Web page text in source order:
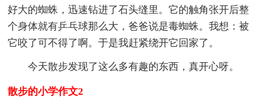
好大的蜘蛛，迅速钻进了石头缝里。它的触角张开后整
个身体就有乒乓球那么大，爸爸说是毒蜘蛛。我想：被
它咬了可不得了啊。于是我赶紧绕开它回家了。
今天散步发现了这么多有趣的东西，真开心呀。
散步的小学作文2